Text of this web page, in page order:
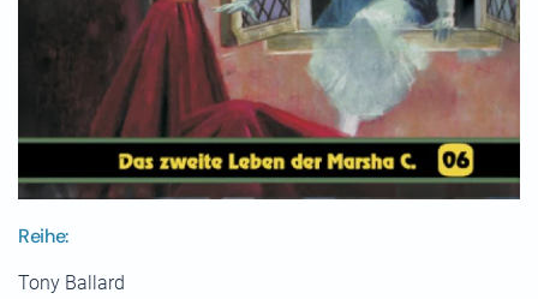
Reihe:
Tony Ballard